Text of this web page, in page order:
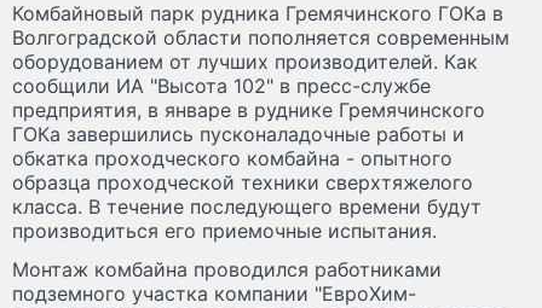
Комбайновый парк рудника Гремячинского ГОКа в
Волгоградской области пополняется современным
оборудованием от лучших производителей. Как
сообщили ИА "Высота 102" в пресс-службе
предприятия, в январе в руднике Гремячинского
ГОКа завершились пусконаладочные работы и
обкатка проходческого комбайна - опытного
образца проходческой техники сверхтяжелого
класса. В течение последующего времени будут
производиться его приемочные испытания.
Монтаж комбайна проводился работниками
подземного участка компании "ЕвроХим-